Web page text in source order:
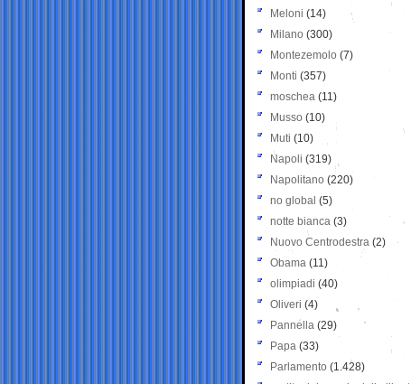
Meloni (14)
Milano (300)
Montezemolo (7)
Monti (357)
moschea (11)
Musso (10)
Muti (10)
Napoli (319)
Napolitano (220)
no global (5)
notte bianca (3)
Nuovo Centrodestra (2)
Obama (11)
olimpiadi (40)
Oliveri (4)
Pannella (29)
Papa (33)
Parlamento (1.428)